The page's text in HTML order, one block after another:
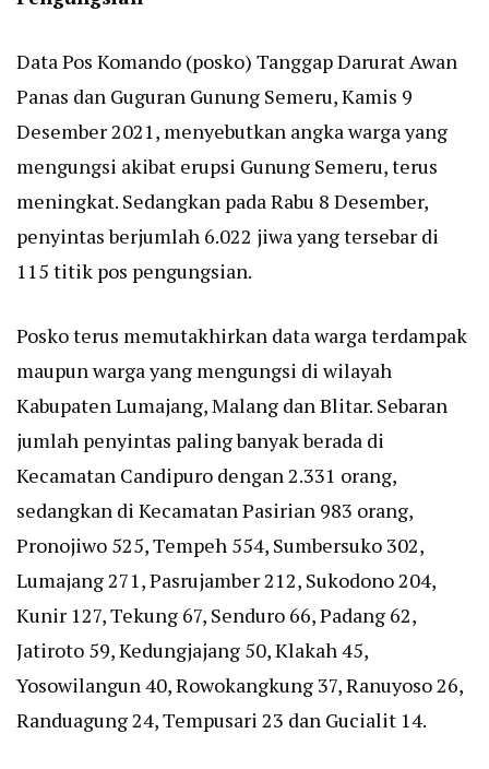
Data Pos Komando (posko) Tanggap Darurat Awan
Panas dan Guguran Gunung Semeru, Kamis 9
Desember 2021, menyebutkan angka warga yang
mengungsi akibat erupsi Gunung Semeru, terus
meningkat. Sedangkan pada Rabu 8 Desember,
penyintas berjumlah 6.022 jiwa yang tersebar di
115 titik pos pengungsian.
Posko terus memutakhirkan data warga terdampak
maupun warga yang mengungsi di wilayah
Kabupaten Lumajang, Malang dan Blitar. Sebaran
jumlah penyintas paling banyak berada di
Kecamatan Candipuro dengan 2.331 orang,
sedangkan di Kecamatan Pasirian 983 orang,
Pronojiwo 525, Tempeh 554, Sumbersuko 302,
Lumajang 271, Pasrujamber 212, Sukodono 204,
Kunir 127, Tekung 67, Senduro 66, Padang 62,
Jatiroto 59, Kedungjajang 50, Klakah 45,
Yosowilangun 40, Rowokangkung 37, Ranuyoso 26,
Randuagung 24, Tempusari 23 dan Gucialit 14.